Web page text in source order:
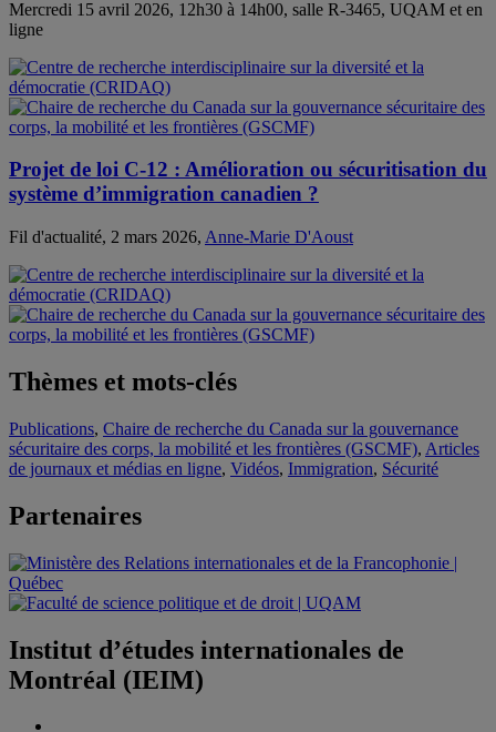
Mercredi 15 avril 2026, 12h30 à 14h00, salle R-3465, UQAM et en
ligne
Projet de loi C-12 : Amélioration ou sécuritisation du
système d’immigration canadien ?
Fil d'actualité, 2 mars 2026, Anne-Marie D'Aoust
Thèmes et mots-clés
Publications, Chaire de recherche du Canada sur la gouvernance
sécuritaire des corps, la mobilité et les frontières (GSCMF), Articles
de journaux et médias en ligne, Vidéos, Immigration, Sécurité
Partenaires
Institut d’études internationales de
Montréal (IEIM)